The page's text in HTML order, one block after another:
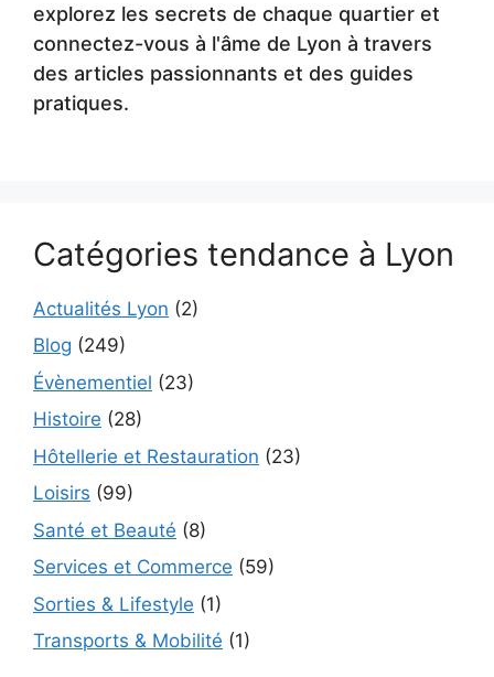
explorez les secrets de chaque quartier et
connectez-vous à l'âme de Lyon à travers
des articles passionnants et des guides
pratiques.
Catégories tendance à Lyon
Actualités Lyon (2)
Blog (249)
Évènementiel (23)
Histoire (28)
Hôtellerie et Restauration (23)
Loisirs (99)
Santé et Beauté (8)
Services et Commerce (59)
Sorties & Lifestyle (1)
Transports & Mobilité (1)